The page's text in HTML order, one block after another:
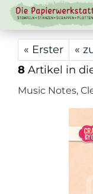
« Erster
«
8 Artikel in
Music Notes,